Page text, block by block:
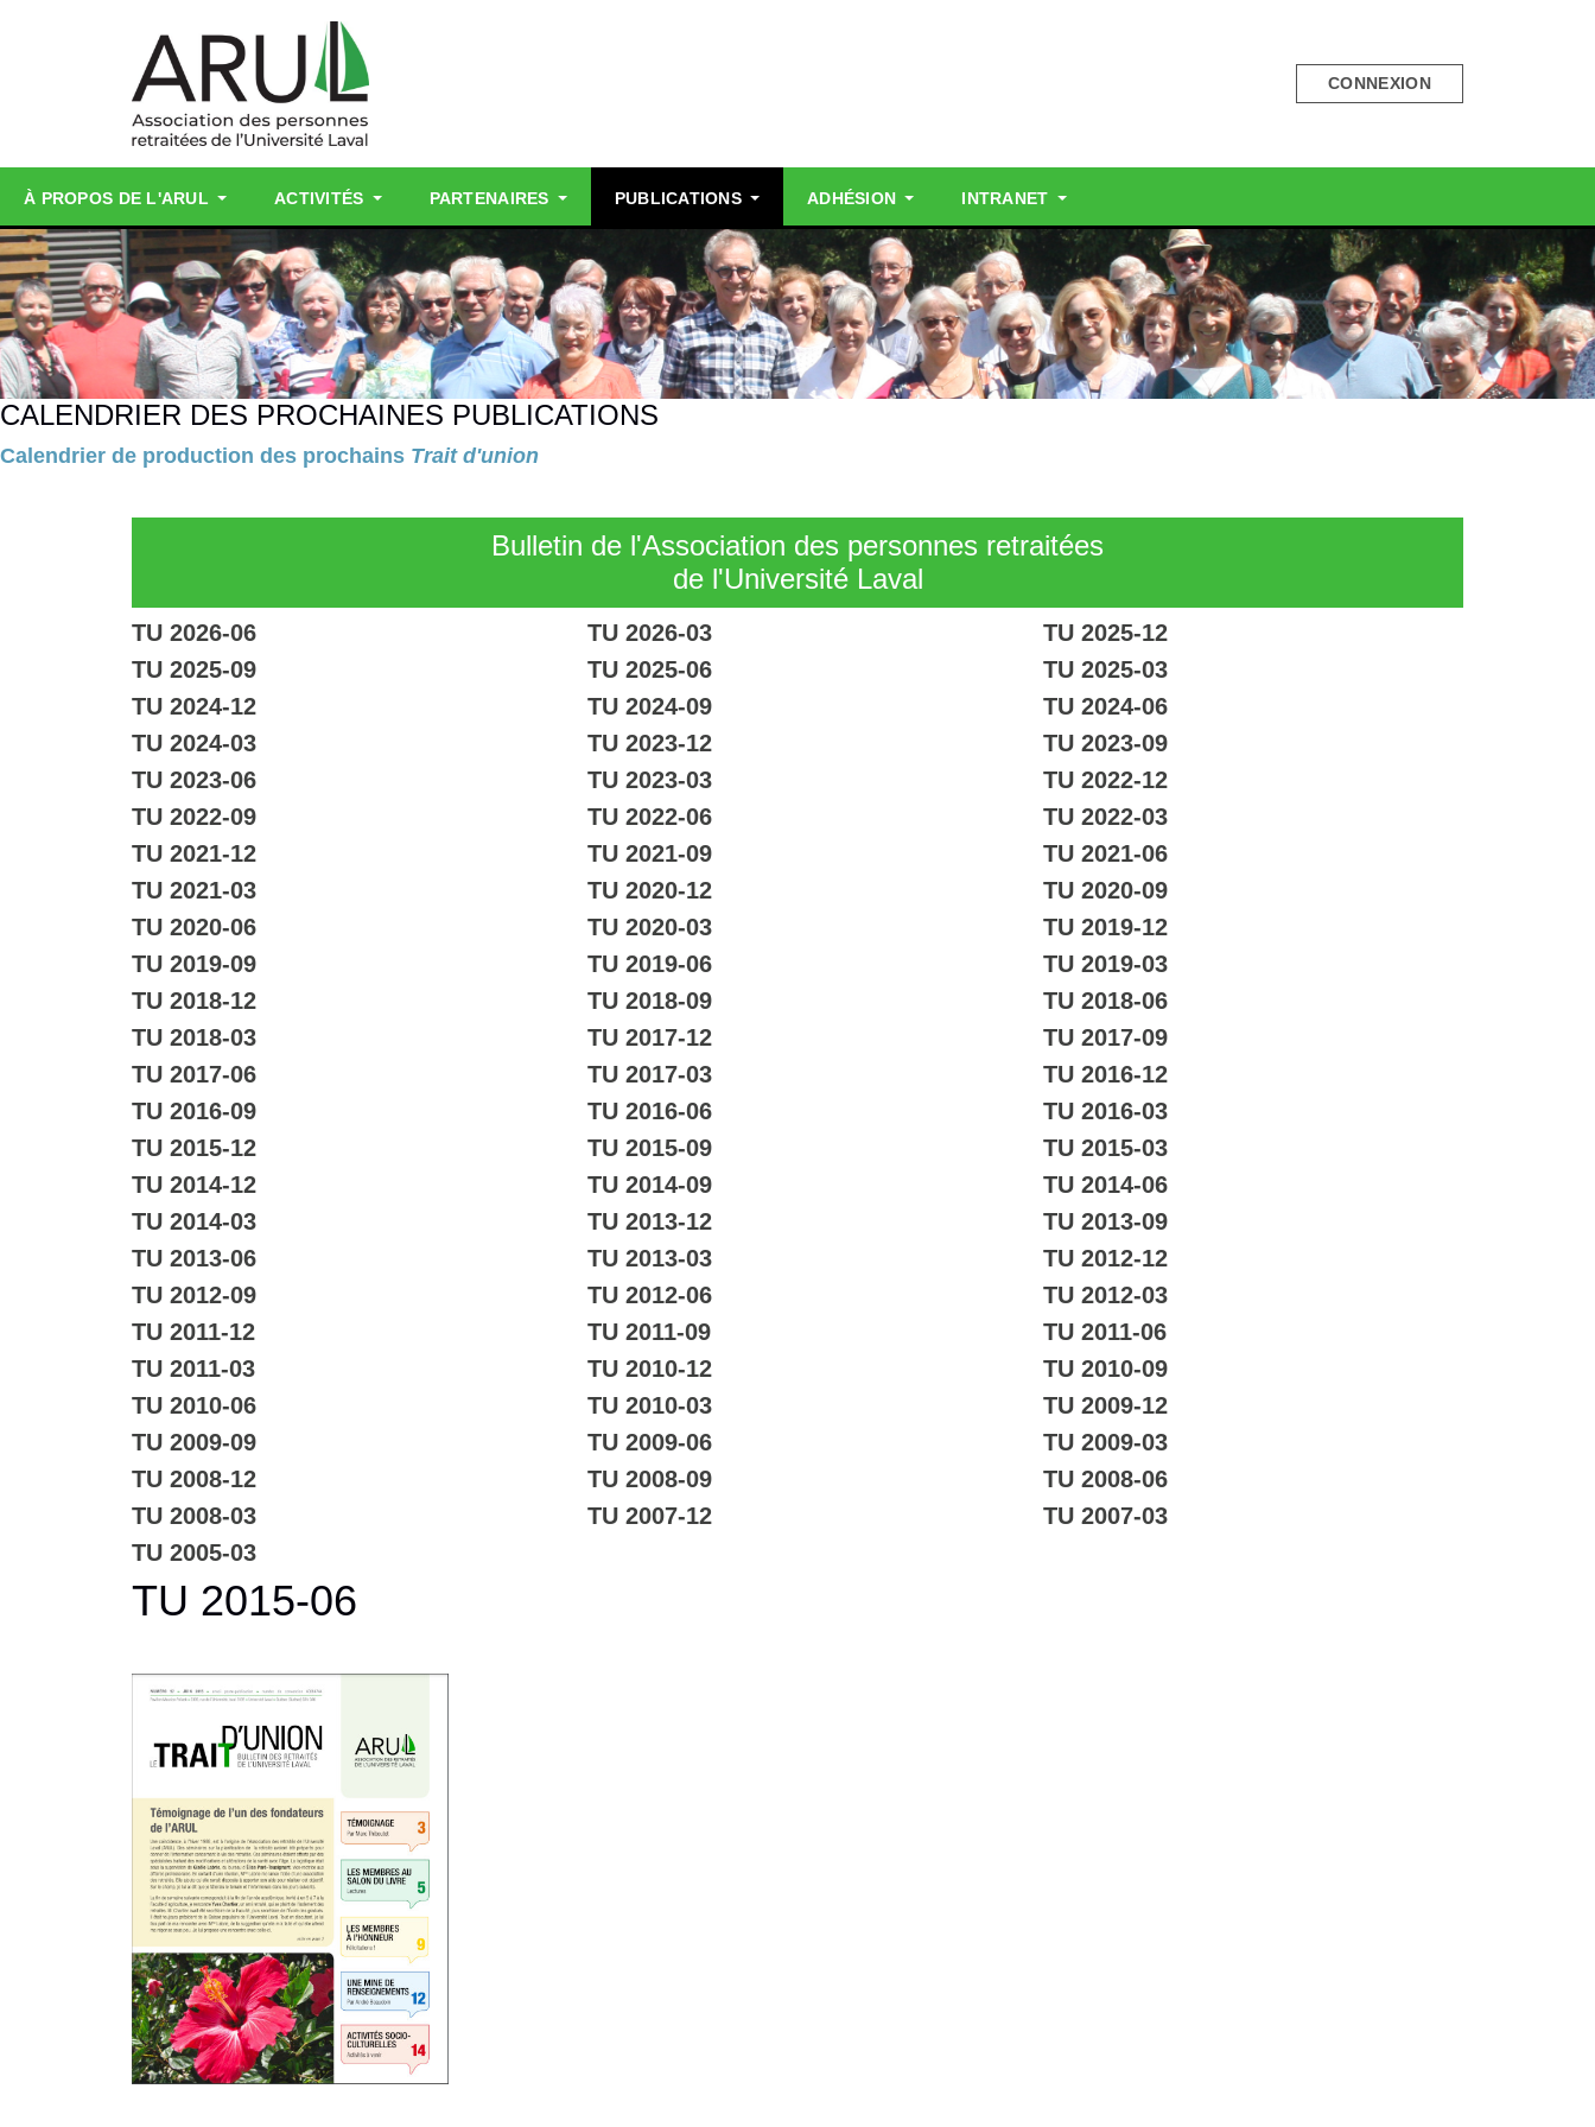
CONNEXION
À PROPOS DE L'ARUL ACTIVITÉS PARTENAIRES PUBLICATIONS ADHÉSION INTRANET
CALENDRIER DES PROCHAINES PUBLICATIONS
Calendrier de production des prochains Trait d'union
Bulletin de l'Association des personnes retraitées
de l'Université Laval
TU 2026-06 TU 2026-03
TU 2025-12
TU 2025-09
TU 2025-06
TU 2025-03
TU 2024-12
TU 2024-09
TU 2024-06
TU 2024-03
TU 2023-12
TU 2023-09
TU 2023-06
TU 2023-03
TU 2022-12
TU 2022-09
TU 2022-06
TU 2022-03
TU 2021-12
TU 2021-09
TU 2021-06
TU 2021-03
TU 2020-12
TU 2020-09
TU 2020-06
TU 2020-03
TU 2019-12
TU 2019-09
TU 2019-06
TU 2019-03
TU 2018-12
TU 2018-09
TU 2018-06
TU 2018-03
TU 2017-12
TU 2017-09
TU 2017-06
TU 2017-03
TU 2016-12
TU 2016-09
TU 2016-06
TU 2016-03
TU 2015-12
TU 2015-09
TU 2015-03
TU 2014-12
TU 2014-09
TU 2014-06
TU 2014-03
TU 2013-12
TU 2013-09
TU 2013-06
TU 2013-03
TU 2012-12
TU 2012-09
TU 2012-06
TU 2012-03
TU 2011-12
TU 2011-09
TU 2011-06
TU 2011-03
TU 2010-12
TU 2010-09
TU 2010-06
TU 2010-03
TU 2009-12
TU 2009-09
TU 2009-06
TU 2009-03
TU 2008-12
TU 2008-09
TU 2008-06
TU 2008-03
TU 2007-12
TU 2007-03
TU 2005-03
TU 2015-06